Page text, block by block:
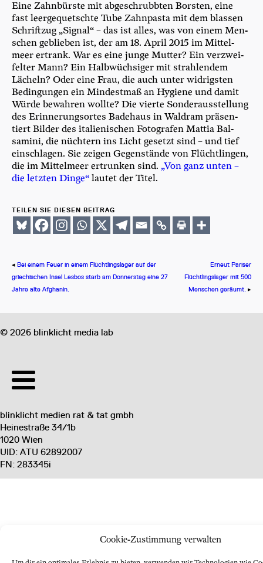
Cookie-Zustimmung verwalten
Eine Zahn­bürs­te mit abge­schrubb­ten Bors­ten, eine
fast leer­ge­quetsch­te Tube Zahn­pas­ta mit dem blas­sen
Schrift­zug „Signal“ – das ist alles, was von einem Men­
schen geblie­ben ist, der am 18. April 2015 im Mit­tel­
meer ertrank. War es eine jun­ge Mut­ter? Ein ver­zwei­
fel­ter Mann? Ein Halb­wüch­si­ger mit strah­len­dem
Lächeln? Oder eine Frau, die auch unter wid­rigs­ten
Bedin­gun­gen ein Min­dest­maß an Hygie­ne und damit
Wür­de bewah­ren woll­te? Die vier­te Son­der­aus­stel­lung
des Erin­ne­rungs­or­tes Bade­haus in Wald­ram prä­sen­
tiert Bil­der des ita­lie­ni­schen Foto­gra­fen Mat­tia Bal­
sami­ni, die nüch­tern ins Licht gesetzt sind – und tief
ein­schla­gen. Sie zei­gen Gegen­stän­de von Flücht­lin­gen,
die im Mit­tel­meer ertrun­ken sind. „Von ganz unten –
die letz­ten Din­ge“ lau­tet der Titel.
TEILEN SIE DIESEN BEITRAG
◂ Bei einem Feuer in einem Flüchtlingslager auf der
griechischen Insel Lesbos starb am Donnerstag eine 27
Jahre alte Afghanin.
Erneut Pariser
Flüchtlingslager mit 500
Menschen geräumt. ▸
© 2026 blinklicht media lab
blinklicht medien rat & tat gmbh
Heinestraße 34/1b
1020 Wien
UID: ATU 62892007
FN: 283345i